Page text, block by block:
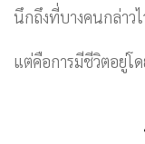
นึกถึงที่บางคนกล่าว
แต่คือการมีชีวิตอยู่โ